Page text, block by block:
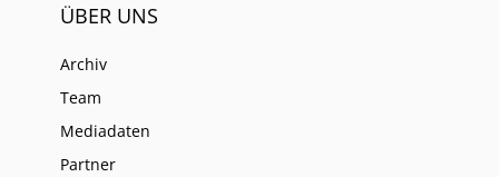
ÜBER UNS
Archiv
Team
Mediadaten
Partner